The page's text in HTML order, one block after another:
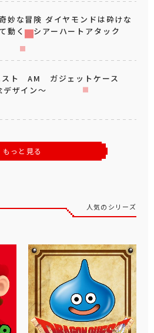
妙な冒険 ダイヤモンドは砕けな
動く シアーハートアタック
スト AM ガジェットケース
ザイン～
もっと見る
人気のシリーズ